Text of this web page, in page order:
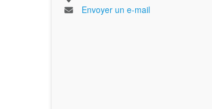
Envoyer un e-mail